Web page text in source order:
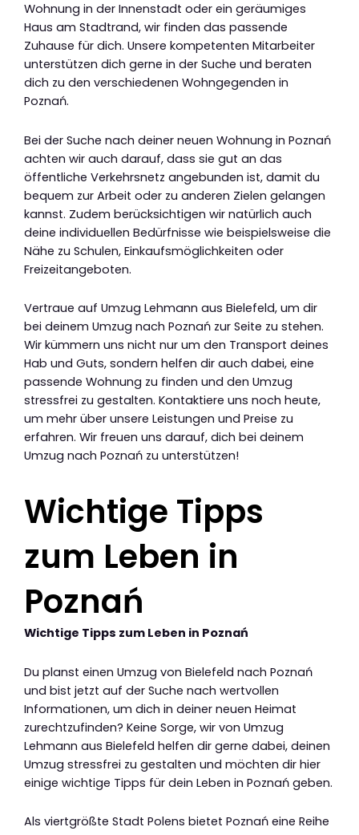
Wohnung in der Innenstadt oder ein geräumiges
Haus am Stadtrand, wir finden das passende
Zuhause für dich. Unsere kompetenten Mitarbeiter
unterstützen dich gerne in der Suche und beraten
dich zu den verschiedenen Wohngegenden in
Poznań.
Bei der Suche nach deiner neuen Wohnung in Poznań
achten wir auch darauf, dass sie gut an das
öffentliche Verkehrsnetz angebunden ist, damit du
bequem zur Arbeit oder zu anderen Zielen gelangen
kannst. Zudem berücksichtigen wir natürlich auch
deine individuellen Bedürfnisse wie beispielsweise die
Nähe zu Schulen, Einkaufsmöglichkeiten oder
Freizeitangeboten.
Vertraue auf Umzug Lehmann aus Bielefeld, um dir
bei deinem Umzug nach Poznań zur Seite zu stehen.
Wir kümmern uns nicht nur um den Transport deines
Hab und Guts, sondern helfen dir auch dabei, eine
passende Wohnung zu finden und den Umzug
stressfrei zu gestalten. Kontaktiere uns noch heute,
um mehr über unsere Leistungen und Preise zu
erfahren. Wir freuen uns darauf, dich bei deinem
Umzug nach Poznań zu unterstützen!
Wichtige Tipps
zum Leben in
Poznań
Wichtige Tipps zum Leben in Poznań
Du planst einen Umzug von Bielefeld nach Poznań
und bist jetzt auf der Suche nach wertvollen
Informationen, um dich in deiner neuen Heimat
zurechtzufinden? Keine Sorge, wir von Umzug
Lehmann aus Bielefeld helfen dir gerne dabei, deinen
Umzug stressfrei zu gestalten und möchten dir hier
einige wichtige Tipps für dein Leben in Poznań geben.
Als viertgrößte Stadt Polens bietet Poznań eine Reihe